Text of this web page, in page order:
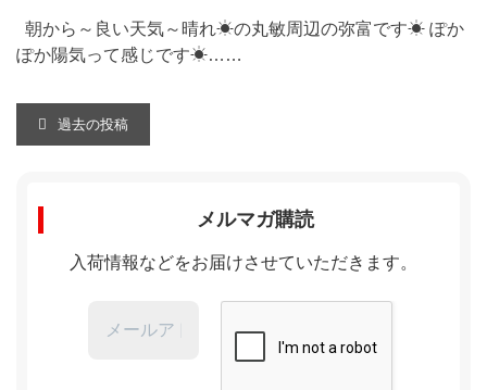
朝から～良い天気～晴れ☀の丸敏周辺の弥富です☀ ぽか
ぽか陽気って感じです☀……
投
ナ
ビ
過去の投稿
メルマガ購読
入荷情報などをお届けさせていただきます。